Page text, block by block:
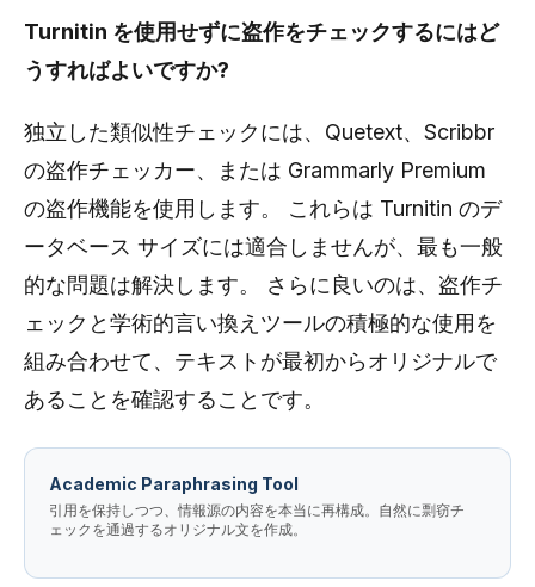
Turnitin を使用せずに盗作をチェックするにはど
うすればよいですか?
独立した類似性チェックには、Quetext、Scribbr
の盗作チェッカー、または Grammarly Premium
の盗作機能を使用します。 これらは Turnitin のデ
ータベース サイズには適合しませんが、最も一般
的な問題は解決します。 さらに良いのは、盗作チ
ェックと学術的言い換えツールの積極的な使用を
組み合わせて、テキストが最初からオリジナルで
あることを確認することです。
Academic Paraphrasing Tool
引用を保持しつつ、情報源の内容を本当に再構成。自然に剽窃チ
ェックを通過するオリジナル文を作成。